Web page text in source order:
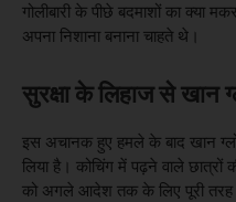
गोलीबारी के पीछे बदमाशों का क्या
अपना निशाना बनाना चाहते थे।
सुरक्षा के लिहाज से खान
इस अचानक हुए हमले के बाद खान
लिया है। कोचिंग में पढ़ने वाले
को अगले आदेश तक के लिए पूरी तरह